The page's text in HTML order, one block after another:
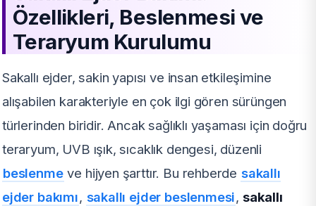
Özellikleri, Beslenmesi ve
Teraryum Kurulumu
Sakallı ejder, sakin yapısı ve insan etkileşimine
alışabilen karakteriyle en çok ilgi gören sürüngen
türlerinden biridir. Ancak sağlıklı yaşaması için doğru
teraryum, UVB ışık, sıcaklık dengesi, düzenli
beslenme ve hijyen şarttır. Bu rehberde sakallı
ejder bakımı, sakallı ejder beslenmesi, sakallı